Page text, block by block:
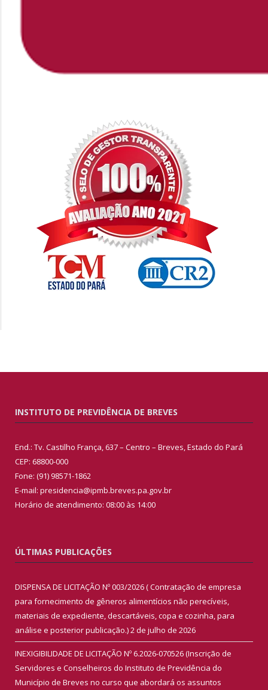
INSTITUTO DE PREVIDÊNCIA DE BREVES
End.: Tv. Castilho França, 637 – Centro – Breves, Estado do Pará
CEP: 68800-000
Fone: (91) 98571-1862
E-mail: presidencia@ipmb.breves.pa.gov.br
Horário de atendimento: 08:00 às 14:00
ÚLTIMAS PUBLICAÇÕES
DISPENSA DE LICITAÇÃO Nº 003/2026 ( Contratação de empresa
para fornecimento de gêneros alimentícios não perecíveis,
materiais de expediente, descartáveis, copa e cozinha, para
análise e posterior publicação.)2 de julho de 2026
INEXIGIBILIDADE DE LICITAÇÃO Nº 6.2026-070526 (Inscrição de
Servidores e Conselheiros do Instituto de Previdência do
Município de Breves no curso que abordará os assuntos